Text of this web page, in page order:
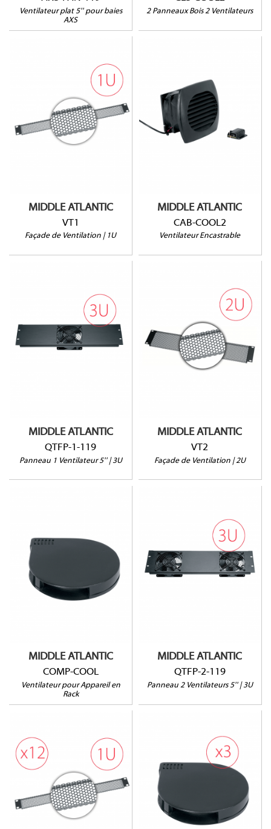
Ventilateur plat 5'' pour baies
AXS
2 Panneaux Bois 2 Ventilateurs
MIDDLE ATLANTIC
VT1
Façade de Ventilation | 1U
VT1
Ouverture à 64%
MIDDLE ATLANTIC
CAB-COOL2
Ventilateur Encastrable
CAB-COOL2
40CFM @ 27dBA
MIDDLE ATLANTIC
QTFP-1-119
Panneau 1 Ventilateur 5'' | 3U
QTFP-1-119
MIDDLE ATLANTIC
VT2
Façade de Ventilation | 2U
VT2
Ouverture à 64%
MIDDLE ATLANTIC
COMP-COOL
Ventilateur pour Appareil en
Rack
MIDDLE ATLANTIC
QTFP-2-119
Panneau 2 Ventilateurs 5'' | 3U
QTFP-2-119
VT1-CP12
Lot de 12 unités
COMP-COOL3
Lot de 3 ventilateurs
À poser sur l' appareil